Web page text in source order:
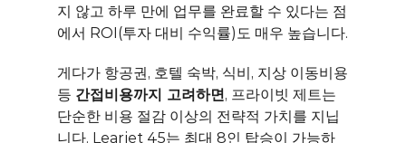
지 않고 하루 만에 업무를 완료할 수 있다는 점
에서 ROI(투자 대비 수익률)도 매우 높습니다.
게다가 항공권, 호텔 숙박, 식비, 지상 이동비용
등 간접비용까지 고려하면, 프라이빗 제트는
단순한 비용 절감 이상의 전략적 가치를 지닙
니다. Learjet 45는 최대 8인 탑승이 가능하